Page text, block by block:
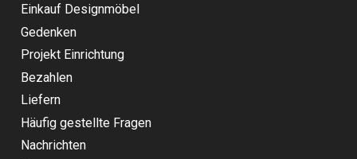
Einkauf Designmöbel
Gedenken
Projekt Einrichtung
Bezahlen
Liefern
Häufig gestellte Fragen
Nachrichten